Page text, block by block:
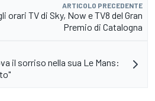
ARTICOLO PRECEDENTE
orari TV di Sky, Now e TV8 del Gran
Premio di Catalogna
il sorriso nella sua Le Mans: